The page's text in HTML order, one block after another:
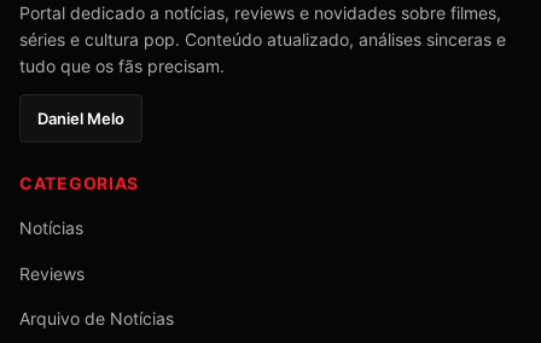
Portal dedicado a notícias, reviews e novidades sobre filmes,
séries e cultura pop. Conteúdo atualizado, análises sinceras e
tudo que os fãs precisam.
Daniel Melo
CATEGORIAS
Notícias
Reviews
Arquivo de Notícias